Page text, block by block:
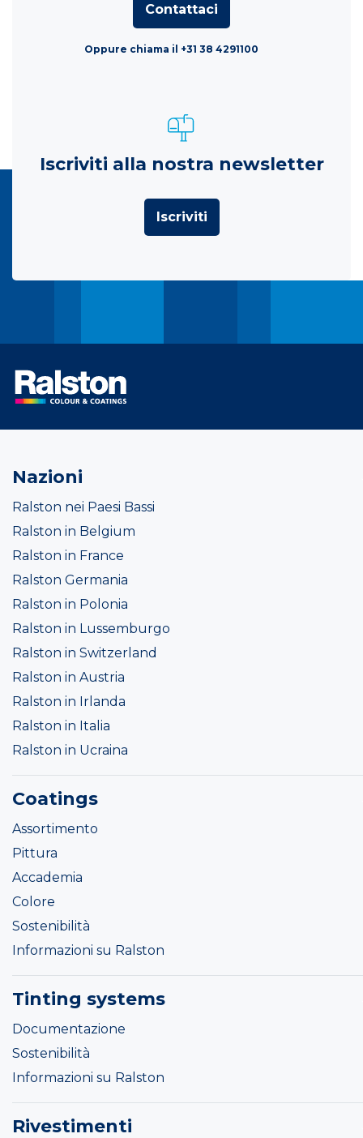
Contattaci
Oppure chiama il +31 38 4291100
Iscriviti alla nostra newsletter
Iscriviti
Nazioni
Ralston nei Paesi Bassi
Ralston in Belgium
Ralston in France
Ralston Germania
Ralston in Polonia
Ralston in Lussemburgo
Ralston in Switzerland
Ralston in Austria
Ralston in Irlanda
Ralston in Italia
Ralston in Ucraina
Coatings
Assortimento
Pittura
Accademia
Colore
Sostenibilità
Informazioni su Ralston
Tinting systems
Documentazione
Sostenibilità
Informazioni su Ralston
Rivestimenti